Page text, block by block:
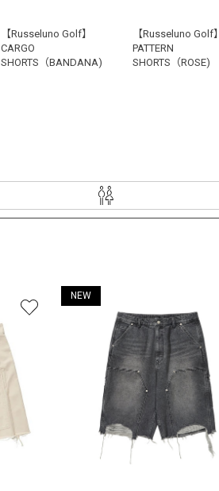
【Russeluno Golf】
CARGO
SHORTS（BANDANA)
【Russeluno Golf】
PATTERN
SHORTS（ROSE)
NEW